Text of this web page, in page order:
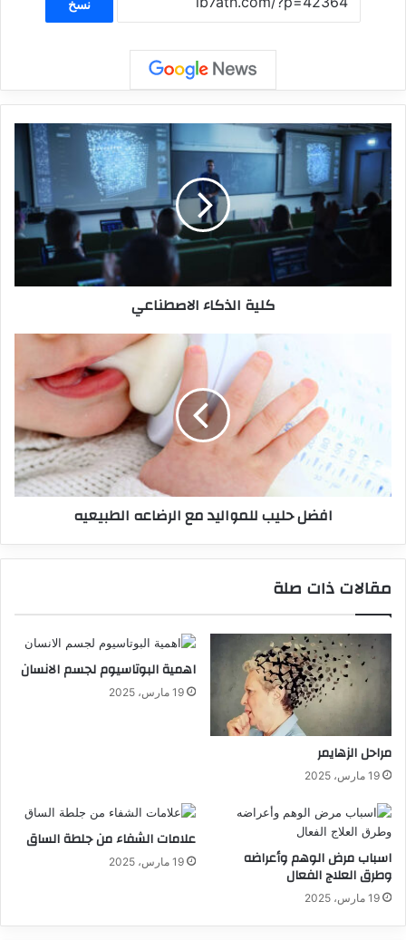
نسخ
كلية الذكاء الاصطناعي
افضل حليب للمواليد مع الرضاعه الطبيعيه
مقالات ذات صلة
مراحل الزهايمر
19 مارس، 2025
اهمية البوتاسيوم لجسم الانسان
19 مارس، 2025
اسباب مرض الوهم وأعراضه
وطرق العلاج الفعال
19 مارس، 2025
علامات الشفاء من جلطة الساق
19 مارس، 2025